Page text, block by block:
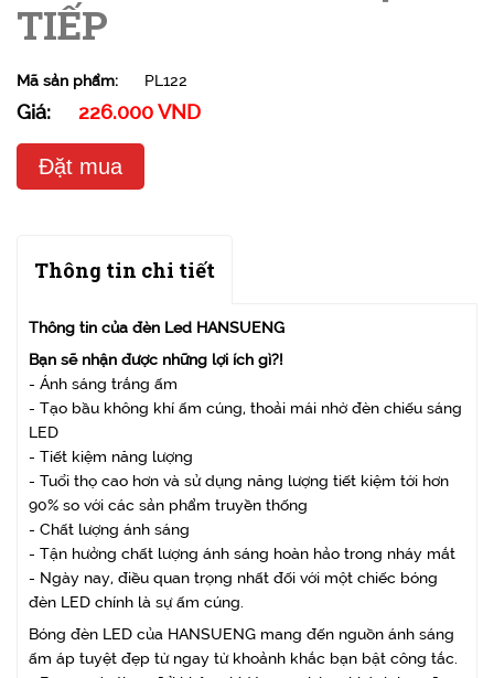
TIẾP
Mã sản phẩm: PL122
Giá: 226.000 VND
Đặt mua
Thông tin chi tiết
Thông tin của đèn Led HANSUENG
Bạn sẽ nhận được những lợi ích gì?!
- Ánh sáng trắng ấm
- Tạo bầu không khí ấm cúng, thoải mái nhờ đèn chiếu sáng
LED
- Tiết kiệm năng lượng
- Tuổi thọ cao hơn và sử dụng năng lượng tiết kiệm tới hơn
90% so với các sản phẩm truyền thống
- Chất lượng ánh sáng
- Tận hưởng chất lượng ánh sáng hoàn hảo trong nháy mắt
- Ngày nay, điều quan trọng nhất đối với một chiếc bóng
đèn LED chính là sự ấm cúng.
Bóng đèn LED của HANSUENG mang đến nguồn ánh sáng
ấm áp tuyệt đẹp từ ngay từ khoảnh khắc bạn bật công tắc.